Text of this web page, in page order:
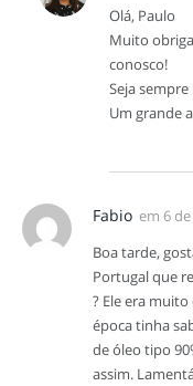
Olá, Paulo
Muito
conosco!
Seja
Um grande
Fabio em 6
Boa tarde,
Portugal que
? Ele era
época tinha
de óleo tipo
assim.